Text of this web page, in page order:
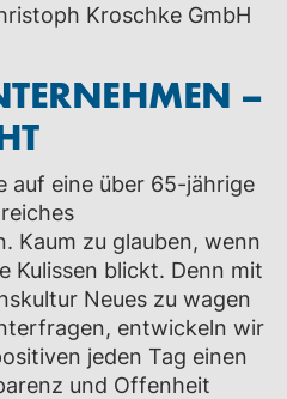
Kroschke GmbH
–
auf eine über 65-jährige
Kaum zu glauben, wenn
Kulissen blickt. Denn mit
Neues zu wagen
entwickeln wir
jeden Tag einen
und Offenheit